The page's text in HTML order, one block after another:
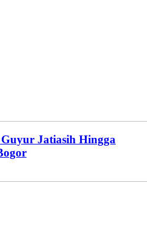
Jatiasih Hingga